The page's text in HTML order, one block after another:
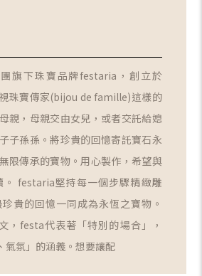
團旗下珠寶品牌festaria，創立於
珠寶傳家(bijou de famille)這樣的
親，母親交由女兒，或者交託給媳
子孫孫。將珍貴的回憶寄託寶石永
限傳承的寶物。用心製作，希望與
festaria堅持每一個步驟精緻雕
貴的回憶一同成為永恆之寶物。
，festa代表著「特別的場合」，
氣氛」的涵義。想要讓配